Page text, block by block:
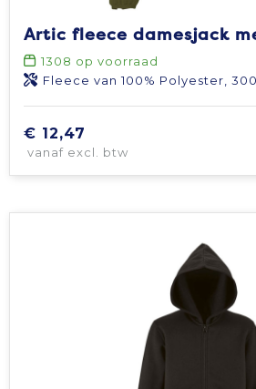
1308 op voorraad
Fleece van 100% Polyester,
€ 12,47
vanaf excl. btw